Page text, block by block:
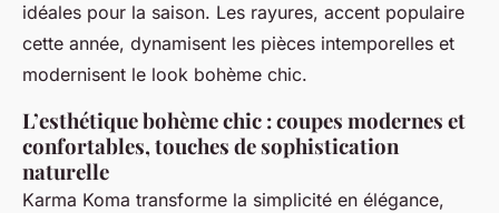
idéales pour la saison. Les rayures, accent populaire
cette année, dynamisent les pièces intemporelles et
modernisent le look bohème chic.
L’esthétique bohème chic : coupes modernes et
confortables, touches de sophistication
naturelle
Karma Koma transforme la simplicité en élégance,